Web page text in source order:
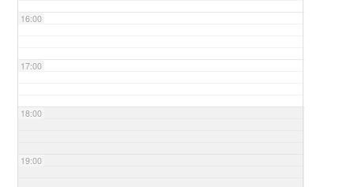
16:00
17:00
18:00
19:00